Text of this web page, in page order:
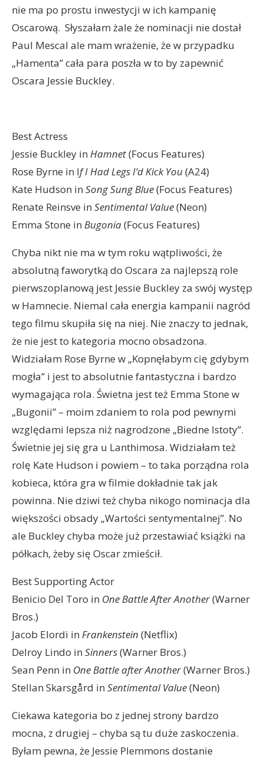
nie ma po prostu inwestycji w ich kampanię
Oscarową. Słyszałam żale że nominacji nie dostał
Paul Mescal ale mam wrażenie, że w przypadku
„Hamenta” cała para poszła w to by zapewnić
Oscara Jessie Buckley.
Best Actress
Jessie Buckley in Hamnet(Focus Features)
Rose Byrne in If I Had Legs I’d Kick You(A24)
Kate Hudson in Song Sung Blue(Focus Features)
Renate Reinsve in Sentimental Value(Neon)
Emma Stone in Bugonia(Focus Features)
Chyba nikt nie ma w tym roku wątpliwości, że
absolutną faworytką do Oscara za najlepszą role
pierwszoplanową jest Jessie Buckley za swój występ
w Hamnecie. Niemal cała energia kampanii nagród
tego filmu skupiła się na niej. Nie znaczy to jednak,
że nie jest to kategoria mocno obsadzona.
Widziałam Rose Byrne w „Kopnęłabym cię gdybym
mogła” i jest to absolutnie fantastyczna i bardzo
wymagająca rola. Świetna jest też Emma Stone w
„Bugonii” – moim zdaniem to rola pod pewnymi
względami lepsza niż nagrodzone „Biedne Istoty”.
Świetnie jej się gra u Lanthimosa. Widziałam też
rolę Kate Hudson i powiem – to taka porządna rola
kobieca, która gra w filmie dokładnie tak jak
powinna. Nie dziwi też chyba nikogo nominacja dla
większości obsady „Wartości sentymentalnej”. No
ale Buckley chyba może już przestawiać książki na
półkach, żeby się Oscar zmieścił.
Best Supporting Actor
Benicio Del Toro in One Battle After Another(Warner
Bros.)
Jacob Elordi in Frankenstein (Netflix)
Delroy Lindo in Sinners(Warner Bros.)
Sean Penn in One Battle after Another(Warner Bros.)
Stellan Skarsgård in Sentimental Value(Neon)
Ciekawa kategoria bo z jednej strony bardzo
mocna, z drugiej – chyba są tu duże zaskoczenia.
Byłam pewna, że Jessie Plemmons dostanie